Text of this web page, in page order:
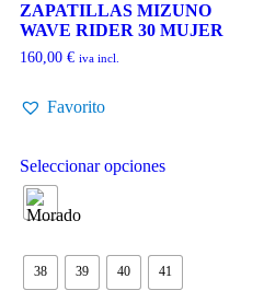
ZAPATILLAS MIZUNO
WAVE RIDER 30 MUJER
160,00 € iva incl.
Favorito
Seleccionar opciones
38 39 40 41